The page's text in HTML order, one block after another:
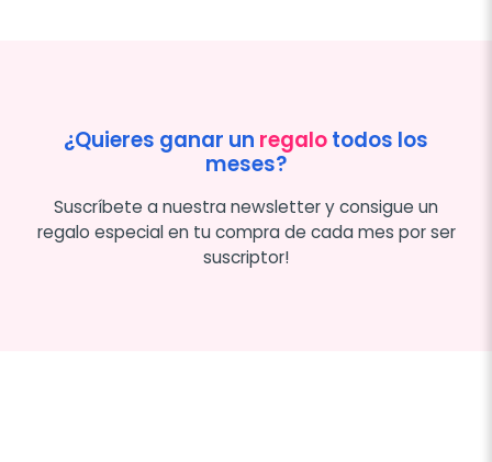
¿Quieres ganar un regalotodos los
meses?
Suscríbete a nuestra newsletter y consigue un
regalo especial en tu compra de cada mes por ser
suscriptor!